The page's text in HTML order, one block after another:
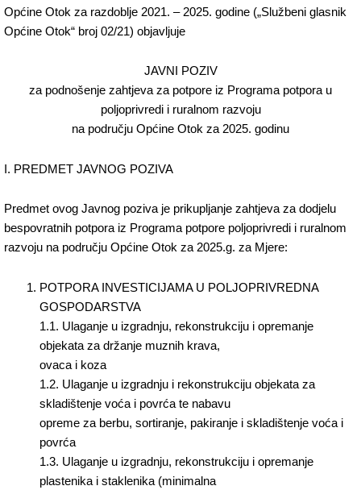
Općine Otok za razdoblje 2021. – 2025. godine („Službeni glasnik
Općine Otok“ broj 02/21) objavljuje
JAVNI POZIV
za podnošenje zahtjeva za potpore iz Programa potpora u
poljoprivredi i ruralnom razvoju
na području Općine Otok za 2025. godinu
I. PREDMET JAVNOG POZIVA
Predmet ovog Javnog poziva je prikupljanje zahtjeva za dodjelu
bespovratnih potpora iz Programa potpore poljoprivredi i ruralnom
razvoju na području Općine Otok za 2025.g. za Mjere:
POTPORA INVESTICIJAMA U POLJOPRIVREDNA
GOSPODARSTVA
1.1. Ulaganje u izgradnju, rekonstrukciju i opremanje
objekata za držanje muznih krava,
ovaca i koza
1.2. Ulaganje u izgradnju i rekonstrukciju objekata za
skladištenje voća i povrća te nabavu
opreme za berbu, sortiranje, pakiranje i skladištenje voća i
povrća
1.3. Ulaganje u izgradnju, rekonstrukciju i opremanje
plastenika i staklenika (minimalna